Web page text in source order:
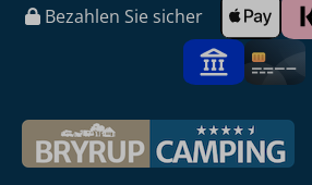
Bezahlen Sie sicher